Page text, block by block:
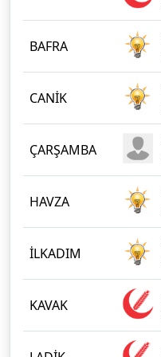
BAFRA
CANİK
ÇARŞAMBA
HAVZA
İLKADIM
KAVAK